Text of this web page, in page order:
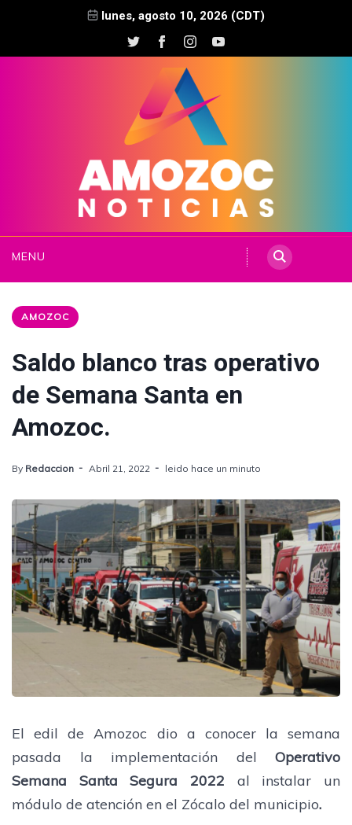
lunes, agosto 10, 2026 (CDT)
MENU
AMOZOC
Saldo blanco tras operativo
de Semana Santa en
Amozoc.
By Redaccion Abril 21, 2022 leido hace un minuto
El edil de Amozoc dio a conocer la semana
pasada la implementación del Operativo
Semana Santa Segura 2022 al instalar un
módulo de atención en el Zócalo del municipio.